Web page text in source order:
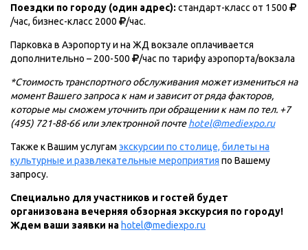
Поездки по городу (один адрес): стандарт-класс от 1500
/час, бизнес-класс 2000
/час.
Парковка в Аэропорту и на ЖД вокзале оплачивается
дополнительно – 200-500
/час по тарифу аэропорта/вокзала
*Стоимость транспортного обслуживания может измениться на
момент Вашего запроса к нам и зависит от ряда факторов,
которые мы сможем уточнить при обращении к нам по тел. +7
(495) 721-88-66 или электронной почтеhotel@mediexpo.ru
Также к Вашим услугам экскурсии по столице, билеты на
культурные и развлекательные мероприятия по Вашему
запросу.
Специально для участников и гостей будет
организована вечерняя обзорная экскурсия по городу!
Ждем ваши заявки на hotel@mediexpo.ru